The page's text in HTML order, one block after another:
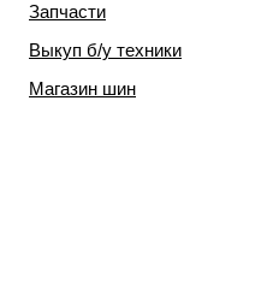
Запчасти
Выкуп б/у техники
Магазин шин